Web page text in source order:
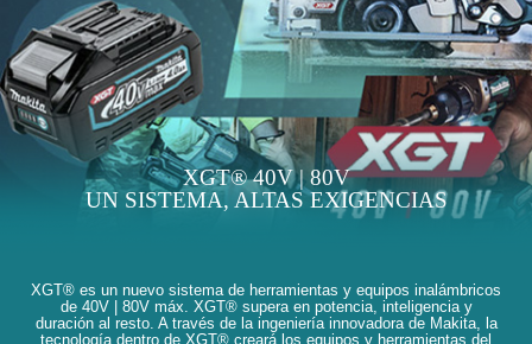
XGT® 40V | 80V
UN SISTEMA, ALTAS EXIGENCIAS
XGT® es un nuevo sistema de herramientas y equipos inalámbricos
de 40V | 80V máx. XGT® supera en potencia, inteligencia y
duración al resto. A través de la ingeniería innovadora de Makita, la
tecnología dentro de XGT® creará los equipos y herramientas del